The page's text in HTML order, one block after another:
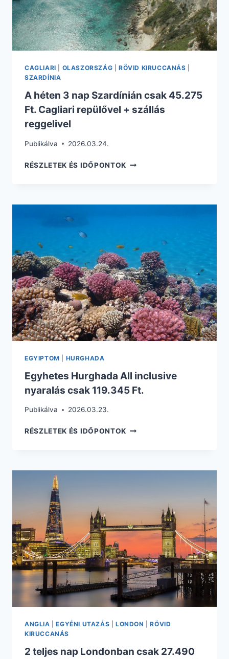
CAGLIARI OLASZORSZÁG |RÖVID KIRUCCANÁS
SZARDÍNIA
A héten 3 nap Szardínián csak 45.275
Ft. Cagliari repülővel + szállás
reggelivel
Publikálva 2026.03.24.
RÉSZLETEK ÉS IDŐPONTOK A
SZARDÍNIÁN
CAGLIARI
REPÜLŐVEL
+
SZÁLLÁS
REGGELIVEL
EGYIPTOM HURGHADA
Egyhetes Hurghada All inclusive
nyaralás csak 119.345 Ft.
Publikálva 2026.03.23.
RÉSZLETEK ÉS IDŐPONTOK EGYHETES
NYARALÁS
ANGLIA |EGYÉNI UTAZÁS |LONDON |RÖVID
KIRUCCANÁS
2 teljes nap Londonban csak 27.490